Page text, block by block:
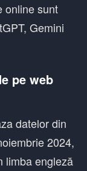
online sunt
Gemini
pe web
datelor din
2024,
limba engleză